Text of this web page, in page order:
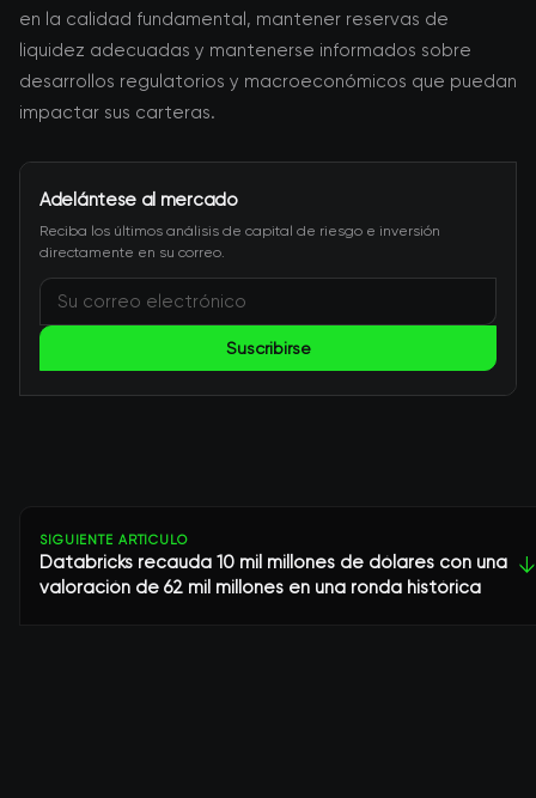
en la calidad fundamental, mantener reservas de
liquidez adecuadas y mantenerse informados sobre
desarrollos regulatorios y macroeconómicos que puedan
impactar sus carteras.
Adelántese al mercado
Reciba los últimos análisis de capital de riesgo e inversión
directamente en su correo.
Suscribirse
SIGUIENTE ARTÍCULO
Databricks recauda 10 mil millones de dólares con una
valoración de 62 mil millones en una ronda histórica
↓